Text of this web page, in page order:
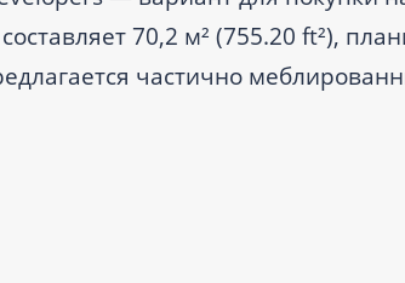
70,2 м² (755.20 ft²),
частично